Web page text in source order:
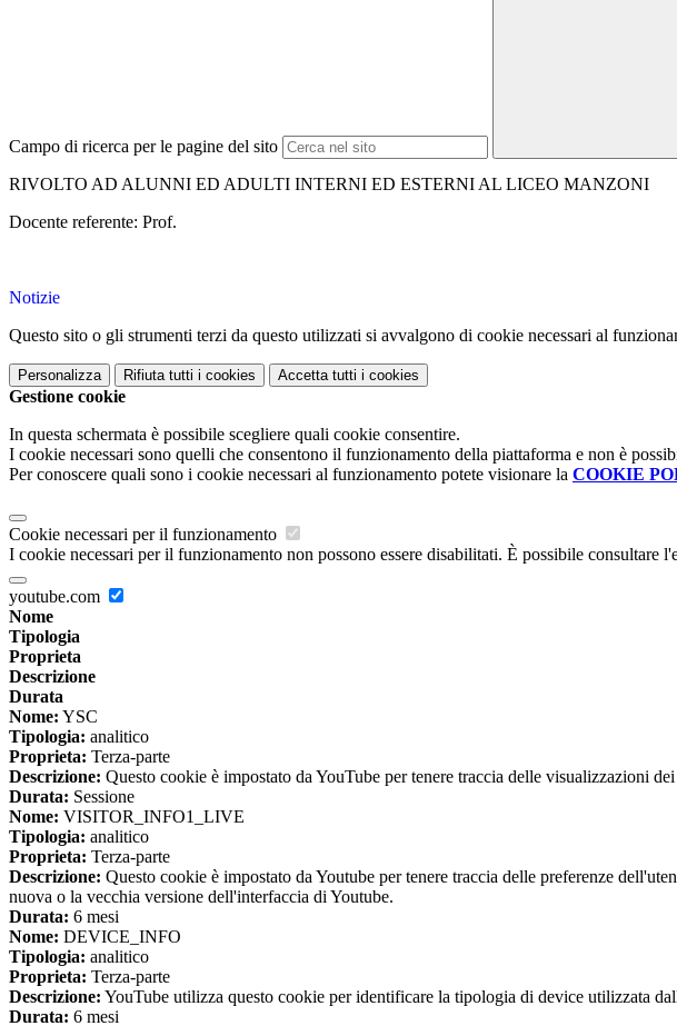
Campo di ricerca per le pagine del sito
RIVOLTO AD ALUNNI ED ADULTI INTERNI ED ESTERNI AL LICEO MANZONI
Docente referente: Prof.
Notizie
Questo sito o gli strumenti terzi da questo utilizzati si avvalgono di cookie necessari al
Personalizza Rifiuta tutti i cookies Accetta tutti i cookies
Gestione cookie
In questa schermata è possibile scegliere quali cookie consentire.
I cookie necessari sono quelli che consentono il funzionamento della piattaforma e non è
Per conoscere quali sono i cookie necessari al funzionamento potete visionare la COOKIE
Cookie necessari per il funzionamento
I cookie necessari per il funzionamento non possono essere disabilitati. È possibile consultare
youtube.com
Nome
Tipologia
Proprieta
Descrizione
Durata
Nome: YSC
Tipologia: analitico
Proprieta: Terza-parte
Descrizione: Questo cookie è impostato da YouTube per tenere traccia delle visualizzazioni
Durata: Sessione
Nome: VISITOR_INFO1_LIVE
Tipologia: analitico
Proprieta: Terza-parte
Descrizione: Questo cookie è impostato da Youtube per tenere traccia delle preferenze
nuova o la vecchia versione dell'interfaccia di Youtube.
Durata: 6 mesi
Nome: DEVICE_INFO
Tipologia: analitico
Proprieta: Terza-parte
Descrizione: YouTube utilizza questo cookie per identificare la tipologia di device utilizzata
Durata: 6 mesi